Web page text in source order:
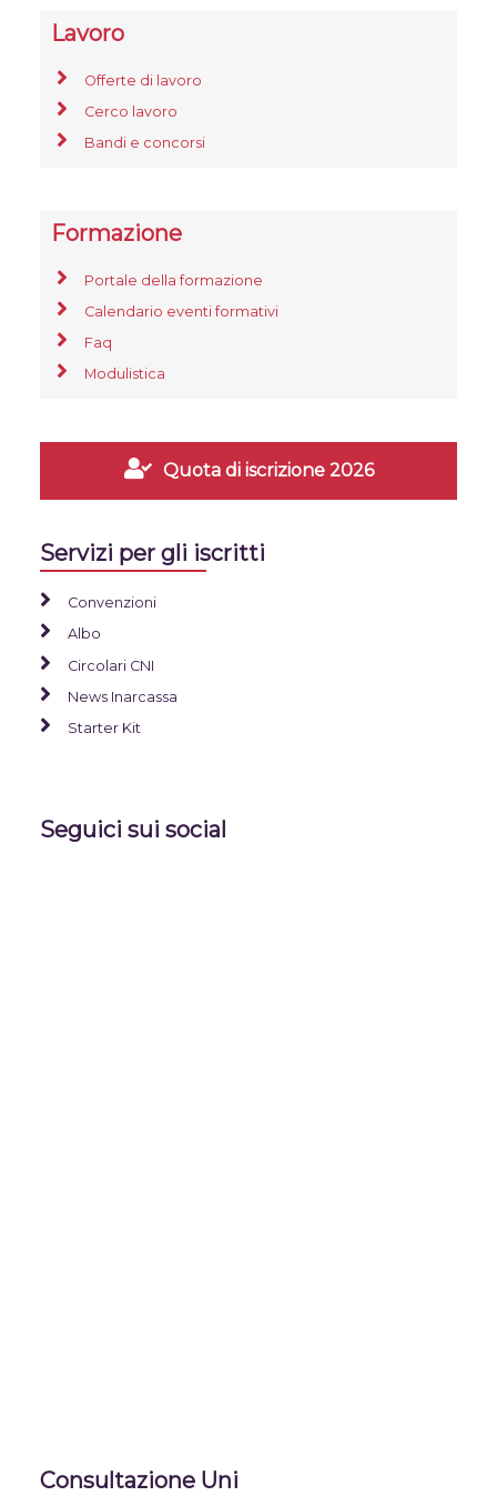
Lavoro
Offerte di lavoro
Cerco lavoro
Bandi e concorsi
Formazione
Portale della formazione
Calendario eventi formativi
Faq
Modulistica
Quota di iscrizione 2026
Servizi per gli iscritti
Convenzioni
Albo
Circolari CNI
News Inarcassa
Starter Kit
Seguici sui social
Consultazione Uni